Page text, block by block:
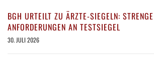
BGH URTEILT ZU ÄRZTE-SIEGELN: STRENGE
ANFORDERUNGEN AN TESTSIEGEL
30. JULI 2026